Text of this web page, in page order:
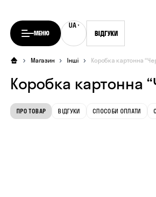
МЕНЮ
UA
RU ВІДГУКИ
Магазин Інші Коробка картонна
Коробка картонна
ПРО ТОВАР ВІДГУКИ СПОСОБИ ОПЛАТИ